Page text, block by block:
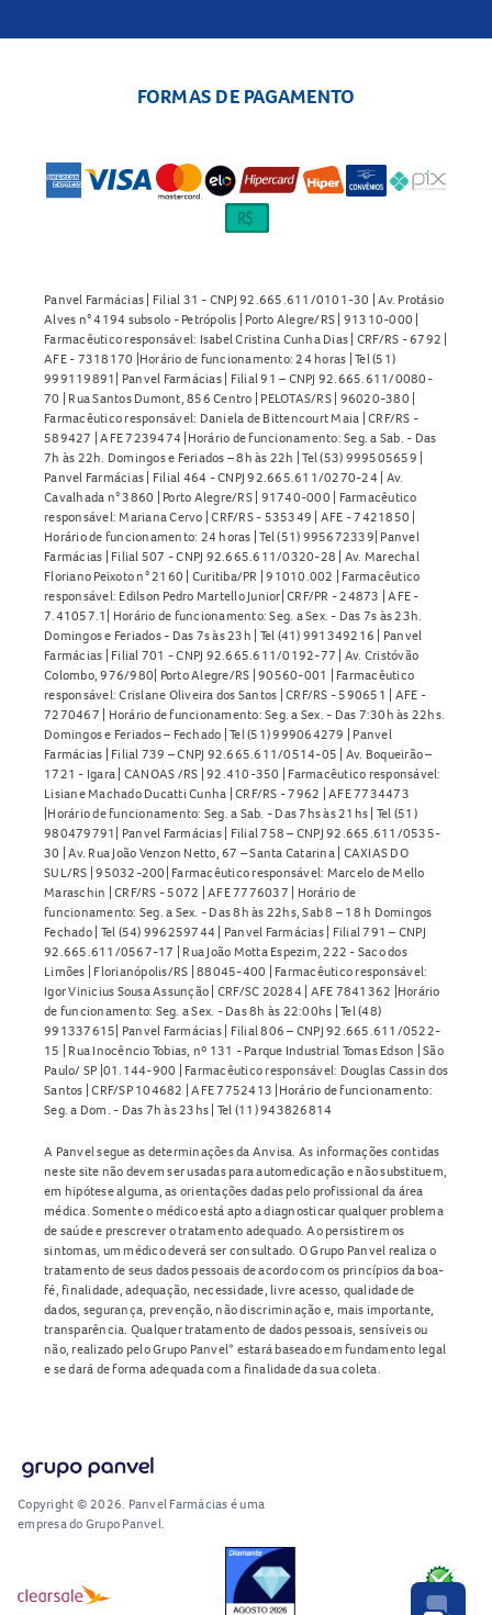
FORMAS DE PAGAMENTO
Panvel Farmácias | Filial 31 - CNPJ 92.665.611/0101-30 | Av. Protásio
Alves n° 4194 subsolo - Petrópolis | Porto Alegre/RS | 91310-000 |
Farmacêutico responsável: Isabel Cristina Cunha Dias | CRF/RS - 6792 |
AFE - 7318170 |Horário de funcionamento: 24 horas | Tel (51)
999119891| Panvel Farmácias | Filial 91 – CNPJ 92.665.611/0080-
70 | Rua Santos Dumont, 856 Centro | PELOTAS/RS | 96020-380 |
Farmacêutico responsável: Daniela de Bittencourt Maia | CRF/RS -
589427 | AFE 7239474 |Horário de funcionamento: Seg. a Sab. - Das
7h às 22h. Domingos e Feriados – 8h às 22h | Tel (53) 999505659 |
Panvel Farmácias | Filial 464 - CNPJ 92.665.611/0270-24 | Av.
Cavalhada n° 3860 | Porto Alegre/RS | 91740-000 | Farmacêutico
responsável: Mariana Cervo | CRF/RS - 535349 | AFE - 7421850 |
Horário de funcionamento: 24 horas | Tel (51) 995672339| Panvel
Farmácias | Filial 507 - CNPJ 92.665.611/0320-28 | Av. Marechal
Floriano Peixoto n° 2160 | Curitiba/PR | 91010.002 | Farmacêutico
responsável: Edilson Pedro Martello Junior| CRF/PR - 24873 | AFE -
7.41057.1| Horário de funcionamento: Seg. a Sex. - Das 7s às 23h.
Domingos e Feriados - Das 7s às 23h | Tel (41) 991349216 | Panvel
Farmácias | Filial 701 - CNPJ 92.665.611/0192-77 | Av. Cristóvão
Colombo, 976/980| Porto Alegre/RS | 90560-001 | Farmacêutico
responsável: Crislane Oliveira dos Santos | CRF/RS - 590651 | AFE -
7270467 | Horário de funcionamento: Seg. a Sex. - Das 7:30h às 22hs.
Domingos e Feriados – Fechado | Tel (51) 999064279 | Panvel
Farmácias | Filial 739 – CNPJ 92.665.611/0514-05 | Av. Boqueirão –
1721 - Igara | CANOAS /RS | 92.410-350 | Farmacêutico responsável:
Lisiane Machado Ducatti Cunha | CRF/RS - 7962 | AFE 7734473
|Horário de funcionamento: Seg. a Sab. - Das 7hs às 21hs | Tel (51)
980479791| Panvel Farmácias | Filial 758 – CNPJ 92.665.611/0535-
30 | Av. Rua João Venzon Netto, 67 – Santa Catarina | CAXIAS DO
SUL/RS | 95032-200| Farmacêutico responsável: Marcelo de Mello
Maraschin | CRF/RS - 5072 | AFE 7776037 | Horário de
funcionamento: Seg. a Sex. - Das 8h às 22hs, Sab 8 – 18 h Domingos
Fechado | Tel (54) 996259744 | Panvel Farmácias | Filial 791 – CNPJ
92.665.611/0567-17 | Rua João Motta Espezim, 222 - Saco dos
Limões | Florianópolis/RS | 88045-400 | Farmacêutico responsável:
Igor Vinicius Sousa Assunção | CRF/SC 20284 | AFE 7841362 |Horário
de funcionamento: Seg. a Sex. - Das 8h às 22:00hs | Tel (48)
991337615| Panvel Farmácias | Filial 806 – CNPJ 92.665.611/0522-
15 | Rua Inocêncio Tobias, nº 131 - Parque Industrial Tomas Edson | São
Paulo/ SP |01.144-900 | Farmacêutico responsável: Douglas Cassin dos
Santos | CRF/SP 104682 | AFE 7752413 |Horário de funcionamento:
Seg. a Dom. - Das 7h às 23hs | Tel (11) 943826814
A Panvel segue as determinações da Anvisa. As informações contidas
neste site não devem ser usadas para automedicação e não substituem,
em hipótese alguma, as orientações dadas pelo profissional da área
médica. Somente o médico está apto a diagnosticar qualquer problema
de saúde e prescrever o tratamento adequado. Ao persistirem os
sintomas, um médico deverá ser consultado. O Grupo Panvel realiza o
tratamento de seus dados pessoais de acordo com os princípios da boa-
fé, finalidade, adequação, necessidade, livre acesso, qualidade de
dados, segurança, prevenção, não discriminação e, mais importante,
transparência. Qualquer tratamento de dados pessoais, sensíveis ou
não, realizado pelo Grupo Panvel* estará baseado em fundamento legal
e se dará de forma adequada com a finalidade da sua coleta.
Copyright © 2026. Panvel Farmácias é uma
empresa do Grupo Panvel.